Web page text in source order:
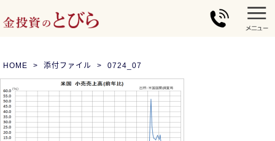
HOME 添付ファイル 0724_07